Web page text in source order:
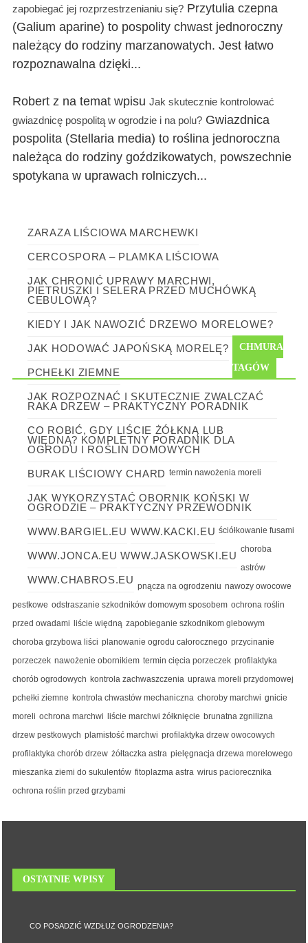
zapobiegać jej rozprzestrzenianiu się? Przytulia czepna
(Galium aparine) to pospolity chwast jednoroczny
należący do rodziny marzanowatych. Jest łatwo
rozpoznawalna dzięki...
Robert z na temat wpisu Jak skutecznie kontrolować
gwiazdnicę pospolitą w ogrodzie i na polu? Gwiazdnica
pospolita (Stellaria media) to roślina jednoroczna
należąca do rodziny goździkowatych, powszechnie
spotykana w uprawach rolniczych...
ZARAZA LIŚCIOWA MARCHEWKI
CERCOSPORA – PLAMKA LIŚCIOWA
JAK CHRONIĆ UPRAWY MARCHWI,
PIETRUSZKI I SELERA PRZED MUCHÓWKĄ
CEBULOWĄ?
KIEDY I JAK NAWOZIĆ DRZEWO MORELOWE?
JAK HODOWAĆ JAPOŃSKĄ MORELĘ?
PCHEŁKI ZIEMNE
JAK ROZPOZNAĆ I SKUTECZNIE ZWALCZAĆ
RAKA DRZEW – PRAKTYCZNY PORADNIK
CO ROBIĆ, GDY LIŚCIE ŻÓŁKNĄ LUB
WIĘDNĄ? KOMPLETNY PORADNIK DLA
OGRODU I ROŚLIN DOMOWYCH
BURAK LIŚCIOWY CHARD
JAK WYKORZYSTAĆ OBORNIK KOŃSKI W
OGRODZIE – PRAKTYCZNY PRZEWODNIK
WWW.BARGIEL.EU WWW.KACKI.EU
WWW.JONCA.EU WWW.JASKOWSKI.EU
WWW.CHABROS.EU
CHMURA
TAGÓW
termin nawożenia moreli
ściółkowanie fusami
choroba
astrów
pnącza na ogrodzeniu nawozy owocowe
pestkowe odstraszanie szkodników domowym sposobem ochrona roślin
przed owadami liście więdną zapobieganie szkodnikom glebowym
choroba grzybowa liści planowanie ogrodu całorocznego przycinanie
porzeczek nawożenie obornikiem termin cięcia porzeczek profilaktyka
chorób ogrodowych kontrola zachwaszczenia uprawa moreli przydomowej
pchełki ziemne kontrola chwastów mechaniczna choroby marchwi gnicie
moreli ochrona marchwi liście marchwi żółknięcie brunatna zgnilizna
drzew pestkowych plamistość marchwi profilaktyka drzew owocowych
profilaktyka chorób drzew żółtaczka astra pielęgnacja drzewa morelowego
mieszanka ziemi do sukulentów fitoplazma astra wirus paciorecznika
ochrona roślin przed grzybami
OSTATNIE WPISY
CO POSADZIĆ WZDŁUŻ OGRODZENIA?